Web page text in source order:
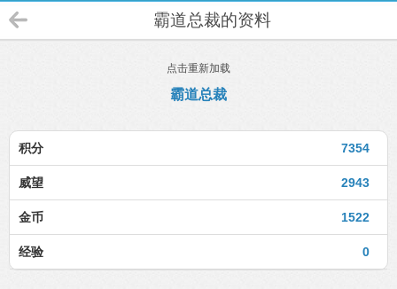
霸道总裁的资料
点击重新加载
霸道总裁
7354
积分
2943
威望
1522
金币
0
经验